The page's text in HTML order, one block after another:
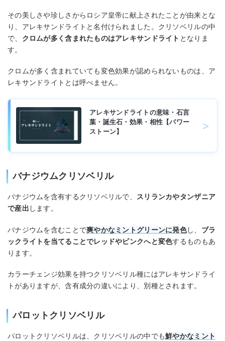
その美しさや珍しさからロシア皇帝に献上されたことが由来とな
り、アレキサンドライトと名付けられました。クリソベリルの中
で、 クロムが多く含まれたものはアレキサンドライト となりま
す。
クロムが多く含まれていても変色効果が認められないものは、ア
レキサンドライトとは呼べません。
アレキサンドライトの意味・石言
葉・誕生石・効果・相性【パワー
ストーン】
バナジウムクリソベリル
バナジウムを含有するクリソベリルで、
スリランカやタンザニア
で産出 します。
バナジウムを含むことで爽やかなミントグリーンに発色し、 ブラ
ックライトを当てることでレッドやピンクへと変色するものもあ
ります。
カラーチェンジ効果を持つクリソベリル種にはアレキサンドライ
トがありますが、含有成分の違いにより、別種とされます。
パロットクリソベリル
パロットクリソベリルは、クリソベリルの中でも鮮やかなミント